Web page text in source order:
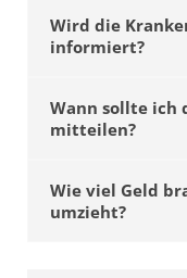
Wird die
informiert?
Wann sollte ich
mitteilen?
Wie viel Geld
umzieht?